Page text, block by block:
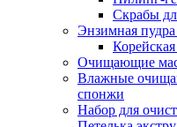
Скрабы
Энзимная пудра
Очищающие
Влажные
спонжи
Набор для